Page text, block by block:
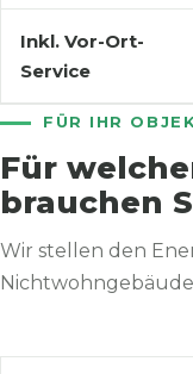
Inkl. Vor-Ort-
Service
FÜR IHR
Für
brauchen
Wir stellen den
Nichtwohngebäude